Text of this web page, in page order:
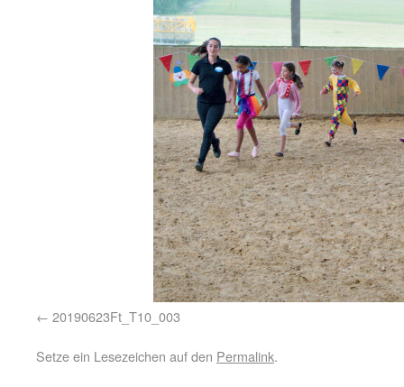
20190623Ft_T10_003
Setze ein Lesezeichen auf den Permalink.